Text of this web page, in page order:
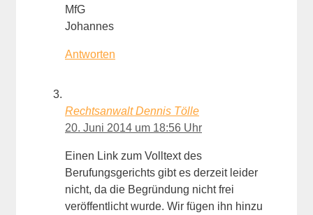
MfG
Johannes
Antworten
Rechtsanwalt Dennis Tölle
20. Juni 2014 um 18:56 Uhr
Einen Link zum Volltext des
Berufungsgerichts gibt es derzeit leider
nicht, da die Begründung nicht frei
veröffentlicht wurde. Wir fügen ihn hinzu